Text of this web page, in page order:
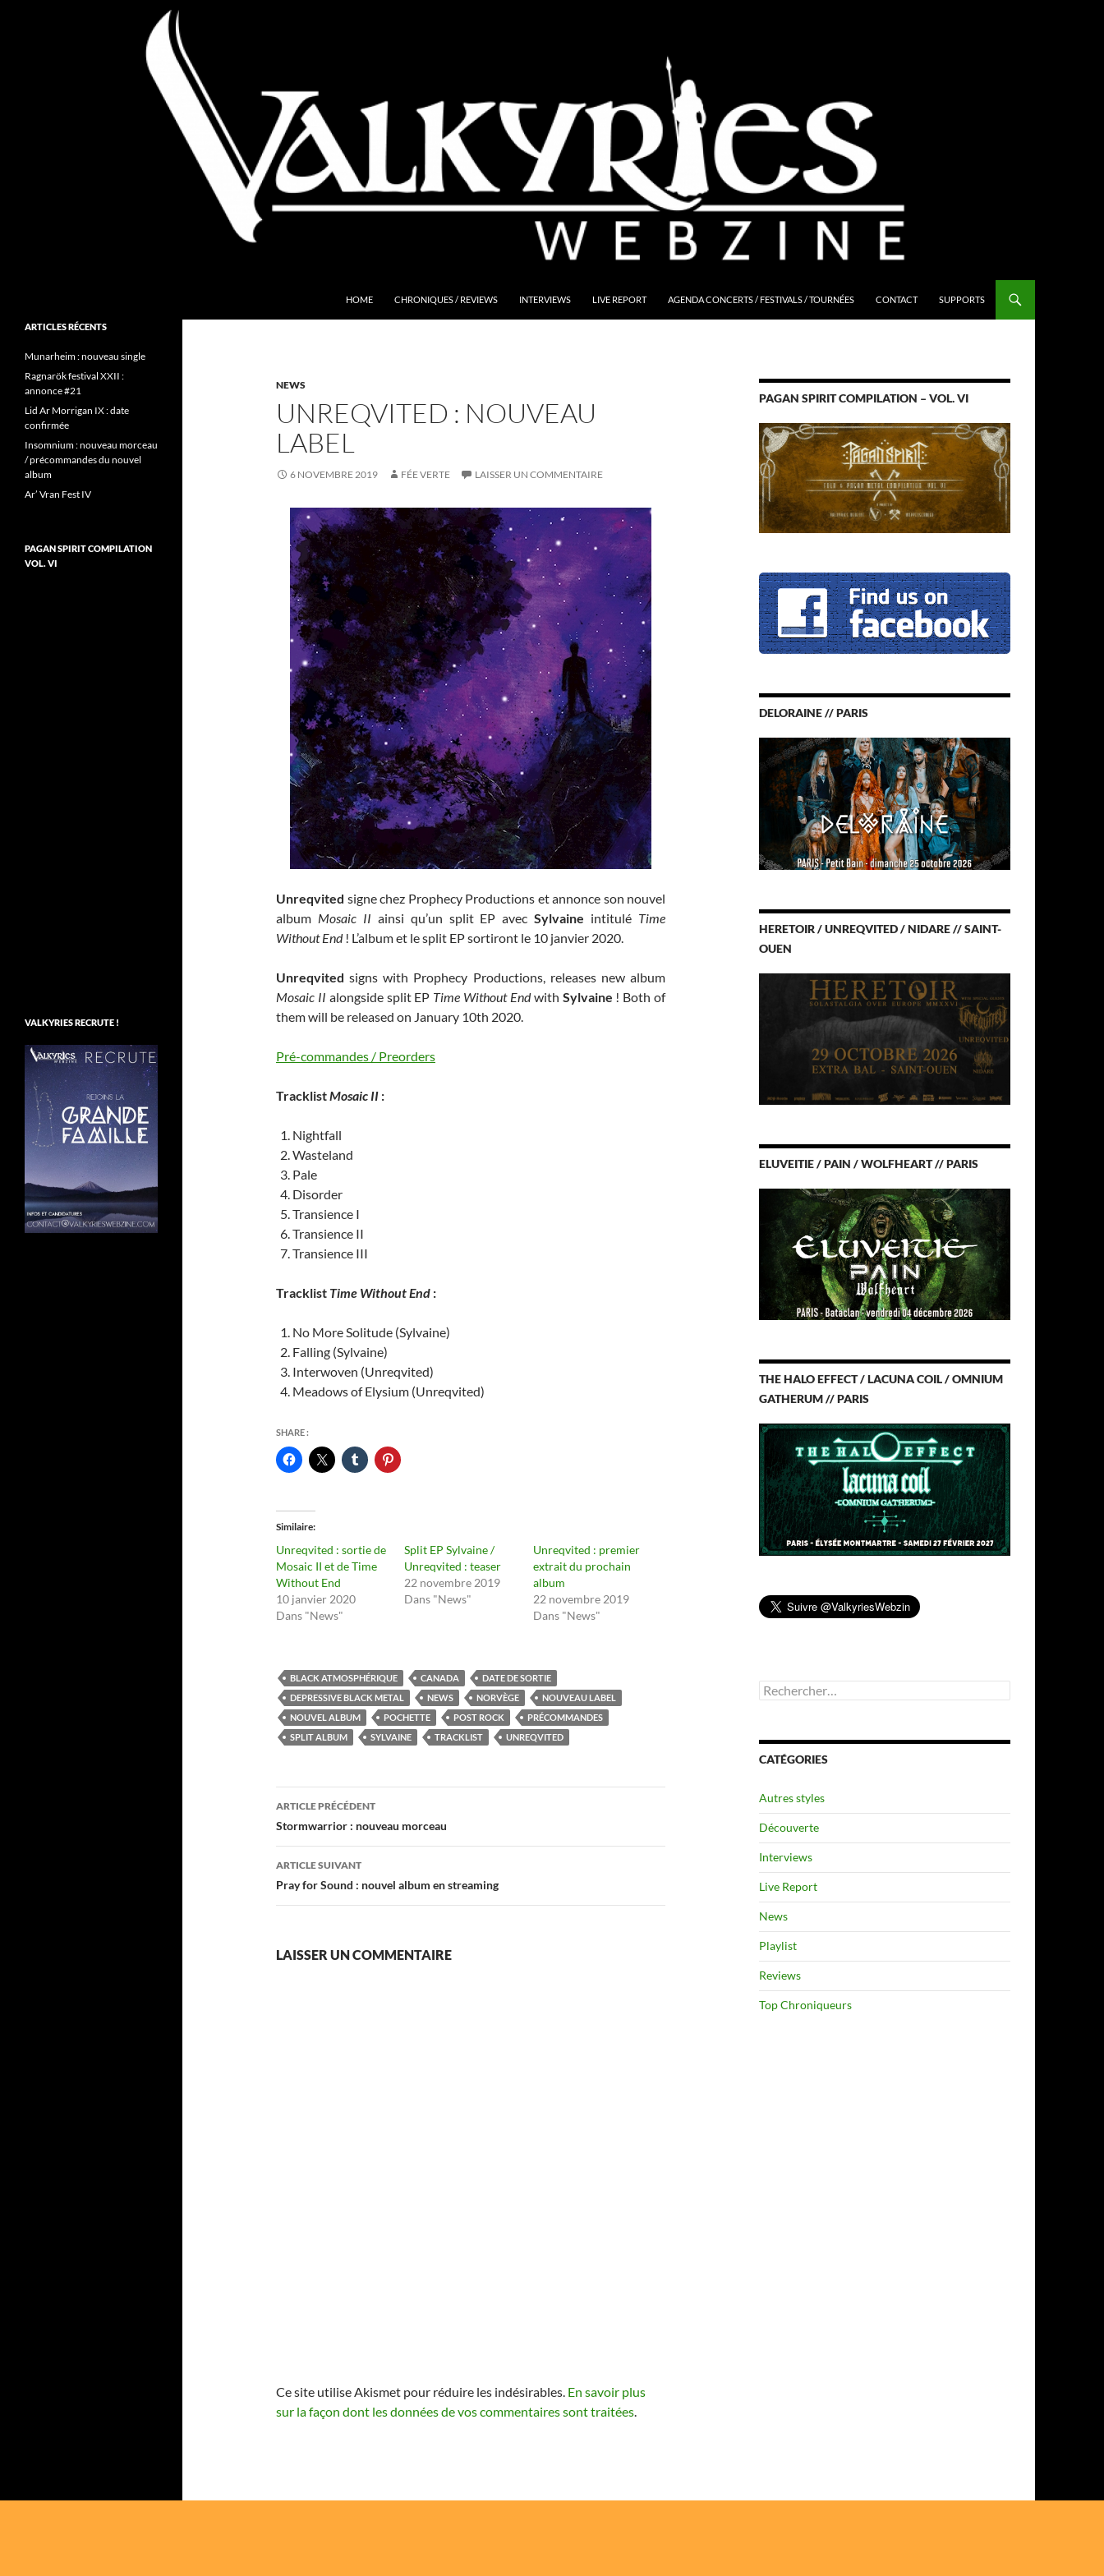
HOME CHRONIQUES / REVIEWS INTERVIEWS LIVE REPORT AGENDA CONCERTS / FESTIVALS / TOURNÉES CONTACT SUPPORTS
NEWS
UNREQVITED : NOUVEAU
LABEL
6 NOVEMBRE 2019 FÉE VERTE LAISSER UN COMMENTAIRE
Unreqvited signe chez Prophecy Productions et annonce son nouvel
album Mosaic II ainsi qu’un split EP avecSylvaine intitulé Time
Without End! L’album et le split EP sortiront le 10 janvier 2020.
Unreqvited signs with Prophecy Productions, releases new album
Mosaic II alongside split EP Time Without Endwith Sylvaine ! Both of
them will be released on January 10th 2020.
Pré-commandes / Preorders
TracklistMosaic II :
Nightfall
Wasteland
Pale
Disorder
Transience I
Transience II
Transience III
Tracklist Time Without End :
No More Solitude (Sylvaine)
Falling (Sylvaine)
Interwoven (Unreqvited)
Meadows of Elysium (Unreqvited)
SHARE :
Similaire
Unreqvited : sortie de
Mosaic II et de Time
Without End
10 janvier 2020
Dans "News"
Split EP Sylvaine /
Unreqvited : teaser
22 novembre 2019
Dans "News"
Unreqvited : premier
extrait du prochain
album
22 novembre 2019
Dans "News"
BLACK ATMOSPHÉRIQUE CANADA
DATE DE SORTIE
DEPRESSIVE BLACK METAL
NEWS NORVÈGE
NOUVEAU LABEL
NOUVEL ALBUM
POCHETTE POST ROCK
PRÉCOMMANDES
SPLIT ALBUM
SYLVAINE TRACKLIST UNREQVITED
Navigation
des
articles
ARTICLE PRÉCÉDENT
Stormwarrior : nouveau morceau
ARTICLE SUIVANT
Pray for Sound : nouvel album en streaming
LAISSER UN COMMENTAIRE
Ce site utilise Akismet pour réduire les indésirables. En savoir plus
sur la façon dont les données de vos commentaires sont traitées.
PAGAN SPIRIT COMPILATION – VOL. VI
DELORAINE // PARIS
HERETOIR / UNREQVITED / NIDARE // SAINT-
OUEN
ELUVEITIE / PAIN / WOLFHEART // PARIS
THE HALO EFFECT / LACUNA COIL / OMNIUM
GATHERUM // PARIS
Rechercher :
CATÉGORIES
Autres styles
Découverte
Interviews
Live Report
News
Playlist
Reviews
Top Chroniqueurs
Folk Pagan Webzine
ARTICLES RÉCENTS
Munarheim : nouveau single
Ragnarök festival XXII :
annonce #21
Lid Ar Morrigan IX : date
confirmée
Insomnium : nouveau morceau
/ précommandes du nouvel
album
Ar’ Vran Fest IV
PAGAN SPIRIT COMPILATION
VOL. VI
VALKYRIES RECRUTE !